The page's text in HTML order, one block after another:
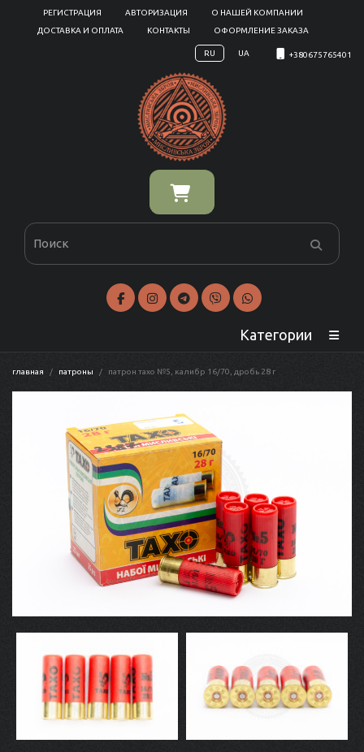
РЕГИСТРАЦИЯ АВТОРИЗАЦИЯ
О НАШЕЙ КОМПАНИИ
ДОСТАВКА И ОПЛАТА
КОНТАКТЫ ОФОРМЛЕНИЕ ЗАКАЗА
RU UA +380675765401
Категории
главная патроны патрон тахо №5, калибр 16/70, дробь 28 г